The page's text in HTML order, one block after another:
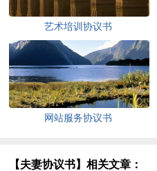
艺术培训协议书
网站服务协议书
【夫妻协议书】相关文章：